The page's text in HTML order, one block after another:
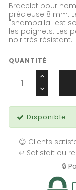
Bracelet pour
précieuse 8 mm.
"shamballa" est
les poignets. Les
noir très résistant.
QUANTITÉ
Disponible
😊 Clients
↩️ Satisfait ou
🔒